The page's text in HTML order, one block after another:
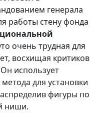
генерала
работы стену фонда
очень трудная для
восхищая критиков
использует
для установки
фигуры по
ниши.